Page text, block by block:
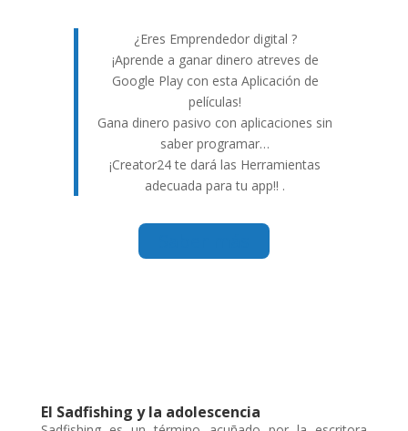
¿Eres Emprendedor digital ?
¡Aprende a ganar dinero atreves de
Google Play con esta Aplicación de
películas!
Gana dinero pasivo con aplicaciones sin
saber programar…
¡Creator24 te dará las Herramientas
adecuada para tu app!! .
El Sadfishing y la adolescencia